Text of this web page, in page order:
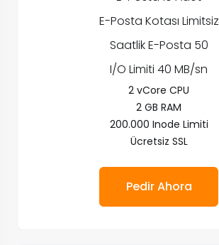
E-Posta Kotası Limitsiz
Saatlik E-Posta 50
I/O Limiti 40 MB/sn
2 vCore CPU
2 GB RAM
200.000 Inode Limiti
Ücretsiz SSL
Pedir Ahora